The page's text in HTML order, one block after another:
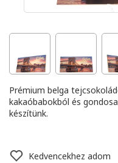
Prémium belga
kakaóbabokból és
készítünk.
Kedvencekhez adom